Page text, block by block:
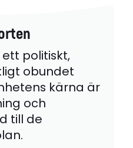
politiskt,
obundet
kärna är
och
till de